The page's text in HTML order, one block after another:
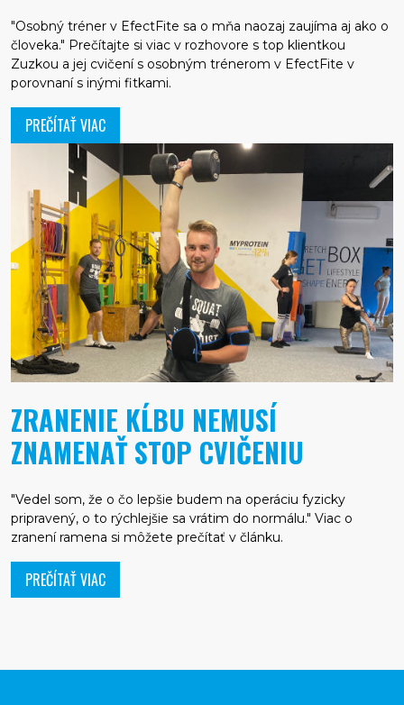
"Osobný tréner v EfectFite sa o mňa naozaj zaujíma aj ako o
človeka." Prečítajte si viac v rozhovore s top klientkou
Zuzkou a jej cvičení s osobným trénerom v EfectFite v
porovnaní s inými fitkami.
PREČÍTAŤ VIAC
ZRANENIE KĹBU NEMUSÍ
ZNAMENAŤ STOP CVIČENIU
"Vedel som, že o čo lepšie budem na operáciu fyzicky
pripravený, o to rýchlejšie sa vrátim do normálu." Viac o
zranení ramena si môžete prečítať v článku.
PREČÍTAŤ VIAC